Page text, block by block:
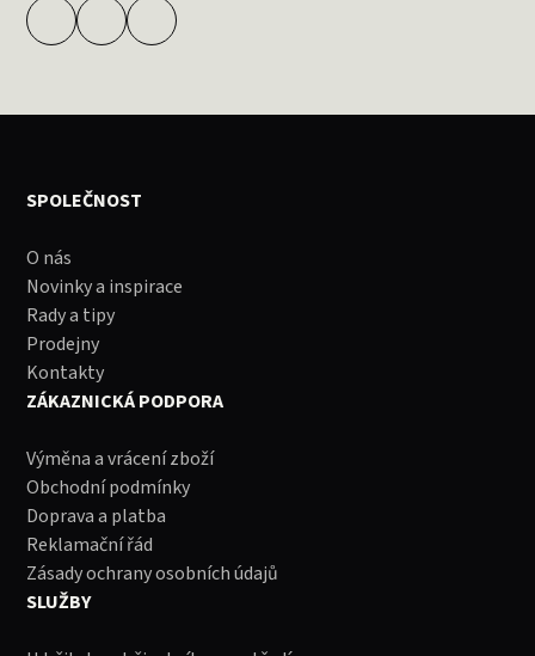
SPOLEČNOST
O nás
Novinky a inspirace
Rady a tipy
Prodejny
Kontakty
ZÁKAZNICKÁ PODPORA
Výměna a vrácení zboží
Obchodní podmínky
Doprava a platba
Reklamační řád
Zásady ochrany osobních údajů
SLUŽBY